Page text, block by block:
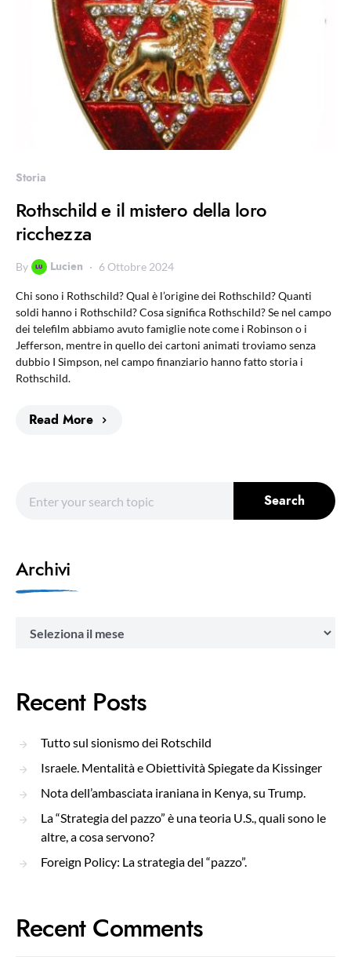
Storia
Rothschild e il mistero della loro
ricchezza
By Lucien 6 Ottobre 2024
Chi sono i Rothschild? Qual è l’origine dei Rothschild? Quanti
soldi hanno i Rothschild? Cosa significa Rothschild? Se nel campo
dei telefilm abbiamo avuto famiglie note come i Robinson o i
Jefferson, mentre in quello dei cartoni animati troviamo senza
dubbio I Simpson, nel campo finanziario hanno fatto storia i
Rothschild.
Read More
Search
Archivi
Recent Posts
Tutto sul sionismo dei Rotschild
Israele. Mentalità e Obiettività Spiegate da Kissinger
Nota dell’ambasciata iraniana in Kenya, su Trump.
La “Strategia del pazzo” è una teoria U.S., quali sono le
altre, a cosa servono?
Foreign Policy: La strategia del “pazzo”.
Recent Comments